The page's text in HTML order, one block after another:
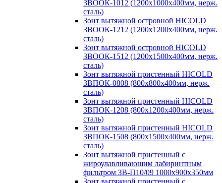
ЗВООК-1012 (1200х1000х400мм, нерж.
сталь)
Зонт вытяжной островной HICOLD
ЗВООК-1212 (1200x1200x400мм, нерж.
сталь)
Зонт вытяжной островной HICOLD
ЗВООК-1512 (1200х1500х400мм, нерж.
сталь)
Зонт вытяжной пристенный HICOLD
ЗВПОК-0808 (800х800х400мм, нерж.
сталь)
Зонт вытяжной пристенный HICOLD
ЗВПОК-1208 (800х1200х400мм, нерж.
сталь)
Зонт вытяжной пристенный HICOLD
ЗВПОК-1508 (800х1500х400мм, нерж.
сталь)
Зонт вытяжной пристенный с
жироулавливающим лабиринтным
фильтром ЗВ-П10/09 1000х900х350мм
Зонт вытяжной пристенный с